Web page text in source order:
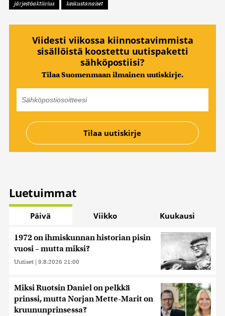
järjestöaktiivius keskustanaiset
Viidesti viikossa kiinnostavimmista
sisällöistä koostettu uutispaketti
sähköpostiisi?
Tilaa Suomenmaan ilmainen uutiskirje.
Luetuimmat
Päivä Viikko Kuukausi
1972 on ihmiskunnan historian pisin
vuosi – mutta miksi?
Uutiset | 9.8.2026 21:00
Miksi Ruotsin Daniel on pelkkä
prinssi, mutta Norjan Mette-Marit on
kruununprinsessa?